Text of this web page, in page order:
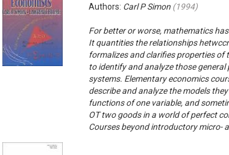
Authors: Carl P Simon (1994)
For better or worse, mathematics
It quantities the relationships
formalizes and clarifies properties of
to identify and analyze those
systems. Elementary economics
describe and analyze the models
functions of one variable, and
OT two goods in a world of perfect
Courses beyond introductory micro-